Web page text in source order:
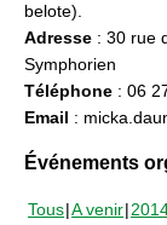
belote).
Adresse : 30 rue
Symphorien
Téléphone : 06
Email :
Événements
Tous A venir